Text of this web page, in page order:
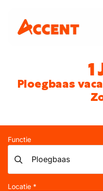
1
Ploegbaas
Functie
Locatie *